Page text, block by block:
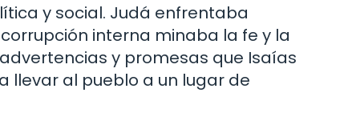
y social. Judá enfrentaba
interna minaba la fe y la
y promesas que Isaías
llevar al pueblo a un lugar de